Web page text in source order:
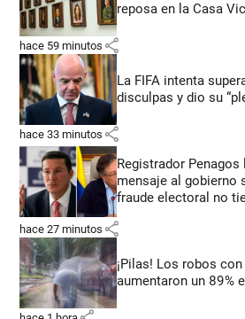
reposa en la Casa
hace 59 minutos share
La FIFA intenta
disculpas y dio su
hace 33 minutos share
Registrador
mensaje al gobierno
fraude electoral no
hace 27 minutos share
¡Pilas! Los robos
aumentaron un 89%